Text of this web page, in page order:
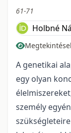
61-71
Holbné
A genetikai
egy olyan
személy